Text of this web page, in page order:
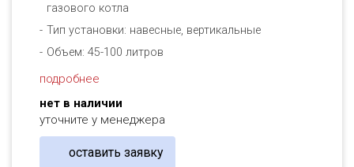
газового котла
Тип установки: навесные, вертикальные
Объем: 45-100 литров
подробнее
нет в наличии
уточните у менеджера
оставить заявку